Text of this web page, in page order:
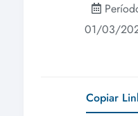
01/03/
Copiar